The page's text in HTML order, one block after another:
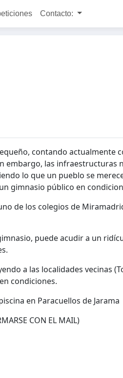
Contacto:
contando actualmente
embargo, las infraestructuras
lo que un pueblo se
gimnasio público en
de los colegios de
puede acudir a un
a las localidades vecinas
condiciones.
en Paracuellos de Jarama
CON EL MAIL)